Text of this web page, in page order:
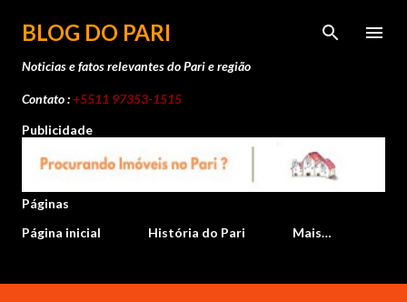
Pular para o conteúdo principal
BLOG DO PARI
Noticias e fatos relevantes do Pari e região
Contato :+5511 97353-1515
Publicidade
Páginas
Página inicial
História do Pari Mais…